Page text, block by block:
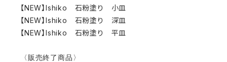
【NEW】Ishiko 石粉塗り 小皿
【NEW】Ishiko 石粉塗り 深皿
【NEW】Ishiko 石粉塗り 平皿
〈販売終了商品〉